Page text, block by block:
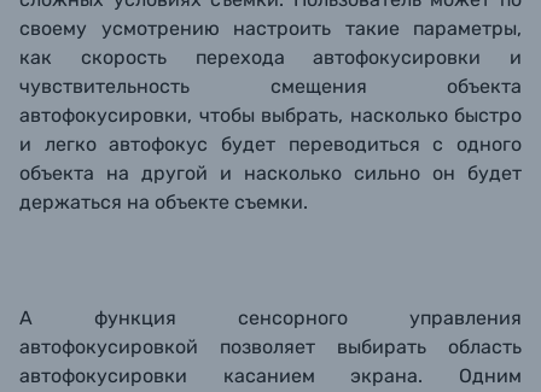
своему усмотрению настроить такие параметры,
как скорость перехода автофокусировки и
чувствительность смещения объекта
автофокусировки, чтобы выбрать, насколько быстро
и легко автофокус будет переводиться с одного
объекта на другой и насколько сильно он будет
держаться на объекте съемки.
А функция сенсорного управления
автофокусировкой позволяет выбирать область
автофокусировки касанием экрана. Одним